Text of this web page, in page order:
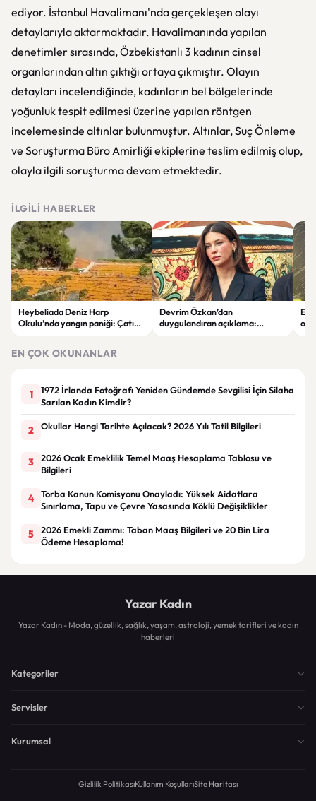
ediyor. İstanbul Havalimanı'nda gerçekleşen olayı
detaylarıyla aktarmaktadır. Havalimanında yapılan
denetimler sırasında, Özbekistanlı 3 kadının cinsel
organlarından altın çıktığı ortaya çıkmıştır. Olayın
detayları incelendiğinde, kadınların bel bölgelerinde
yoğunluk tespit edilmesi üzerine yapılan röntgen
incelemesinde altınlar bulunmuştur. Altınlar, Suç Önleme
ve Soruşturma Büro Amirliği ekiplerine teslim edilmiş olup,
olayla ilgili soruşturma devam etmektedir.
İLGILI HABERLER
Heybeliada Deniz Harp
Okulu’nda yangın paniği: Çatıda
Devrim Özkan’dan
duygulandıran açıklama:
EN ÇOK OKUNANLAR
1
1972 İrlanda Fotoğrafı Yeniden Gündemde Sevgilisi İçin Silaha
Sarılan Kadın Kimdir?
2 Okullar Hangi Tarihte Açılacak? 2026 Yılı Tatil Bilgileri
3
2026 Ocak Emeklilik Temel Maaş Hesaplama Tablosu ve
Bilgileri
4
Torba Kanun Komisyonu Onayladı: Yüksek Aidatlara
Sınırlama, Tapu ve Çevre Yasasında Köklü Değişiklikler
5
2026 Emekli Zammı: Taban Maaş Bilgileri ve 20 Bin Lira
Ödeme Hesaplama!
Yazar Kadın
Yazar Kadın - Moda, güzellik, sağlık, yaşam, astroloji, yemek tarifleri ve kadın
haberleri
Kategoriler
Servisler
Kurumsal
Gizlilik PolitikasıKullanım KoşullarıSite Haritası